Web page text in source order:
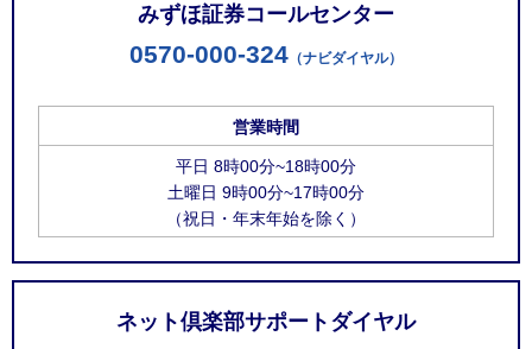
みずほ証券コールセンター
0570-000-324 （ナビダイヤル）
営業時間
平日 8時00分~18時00分
土曜日 9時00分~17時00分
（祝日・年末年始を除く）
ネット倶楽部サポートダイヤル